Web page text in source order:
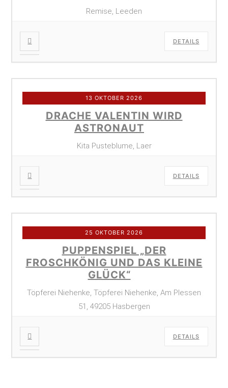
Remise, Leeden
DETAILS
13 OKTOBER 2026
DRACHE VALENTIN WIRD
ASTRONAUT
Kita Pusteblume, Laer
DETAILS
25 OKTOBER 2026
PUPPENSPIEL „DER
FROSCHKÖNIG UND DAS KLEINE
GLÜCK“
Töpferei Niehenke, Töpferei Niehenke, Am Plessen
51, 49205 Hasbergen
DETAILS